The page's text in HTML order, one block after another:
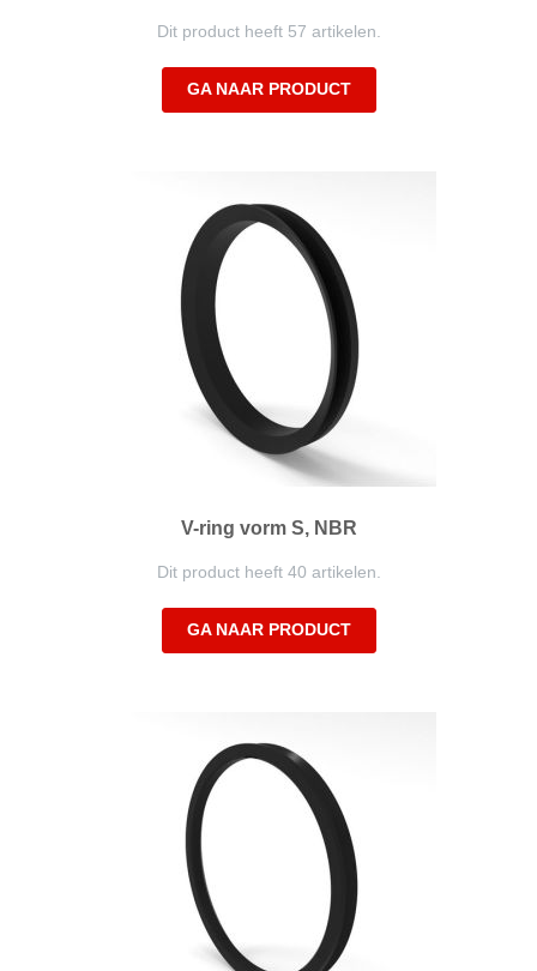
Dit product heeft 57 artikelen.
GA NAAR PRODUCT
V-ring vorm S, NBR
Dit product heeft 40 artikelen.
GA NAAR PRODUCT